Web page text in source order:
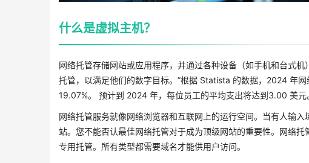
什么是虚拟主机？
网络托管存储网站或应用程序，并通过各种设备（如手机和台式
托管，以满足他们的数字目标。”根据 Statista 的数据，2024 年
19.07%。 预计到 2024 年，每位员工的平均支出将达到3.00 美元
网络托管服务就像网络浏览器和互联网上的运行空间。当有人输
站。您不能否认最佳网络托管对于成为顶级网站的重要性。网络
专用托管。所有类型都需要域名才能供用户访问。